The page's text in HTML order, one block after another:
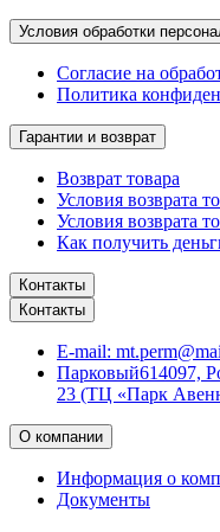
Условия обработки
Согласие на
Политика
Гарантии и возврат
Возврат товара
Условия возврата
Условия возврата
Как получить
Контакты
Контакты
E-mail:
Парковый614097,
23 (ТЦ «Парк
О компании
Информация о
Документы